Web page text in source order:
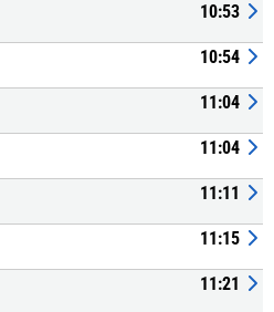
10:53
10:54
11:04
11:04
11:11
11:15
11:21